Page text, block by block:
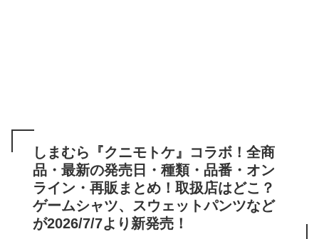
しまむら『クニモトケ』コラボ！全商
品・最新の発売日・種類・品番・オン
ライン・再販まとめ！取扱店はどこ？
ゲームシャツ、スウェットパンツなど
が2026/7/7より新発売！